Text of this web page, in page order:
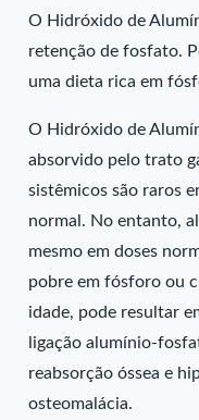
O Hidróxido de
retenção de fosfato.
uma dieta rica em
O Hidróxido de
absorvido pelo trato
sistêmicos são raros
normal. No entanto,
mesmo em doses
pobre em fósforo ou
idade, pode resultar
ligação alumínio-
reabsorção óssea e
osteomalácia.